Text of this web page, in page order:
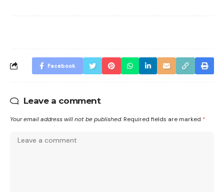
Facebook
Leave a comment
Your email address will not be published. Required fields are marked *